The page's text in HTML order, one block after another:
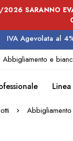
SARANNO
IVA Agevolata al
Abbigliamento e